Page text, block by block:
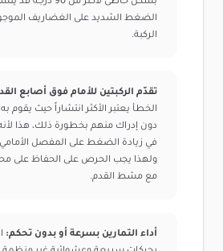
الضغط الشديد على الغضاريف
الركبة.
تقدّم الركبتين للأمام فوق أصابع
الخطأ يعتبر الأكثر انتشاراً حيث يقوم به
دون إدراك منهم بخطورة ذلك، هذا
في زيادة الضغط على المفصل الأمامي
ولهذا يجب الحرص على الحفاظ على
مع مشط القدم.
أداء التمارين بسرعة أو بدون تحكم: